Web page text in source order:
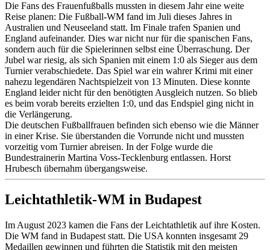
Die Fans des Frauenfußballs mussten in diesem Jahr eine weite
Reise planen: Die Fußball-WM fand im Juli dieses Jahres in
Australien und Neuseeland statt. Im Finale trafen Spanien und
England aufeinander. Dies war nicht nur für die spanischen Fans,
sondern auch für die Spielerinnen selbst eine Überraschung. Der
Jubel war riesig, als sich Spanien mit einem 1:0 als Sieger aus dem
Turnier verabschiedete. Das Spiel war ein wahrer Krimi mit einer
nahezu legendären Nachtspielzeit von 13 Minuten. Diese konnte
England leider nicht für den benötigten Ausgleich nutzen. So blieb
es beim vorab bereits erzielten 1:0, und das Endspiel ging nicht in
die Verlängerung.
Die deutschen Fußballfrauen befinden sich ebenso wie die Männer
in einer Krise. Sie überstanden die Vorrunde nicht und mussten
vorzeitig vom Turnier abreisen. In der Folge wurde die
Bundestrainerin Martina Voss-Tecklenburg entlassen. Horst
Hrubesch übernahm übergangsweise.
Leichtathletik-WM in Budapest
Im August 2023 kamen die Fans der Leichtathletik auf ihre Kosten.
Die WM fand in Budapest statt. Die USA konnten insgesamt 29
Medaillen gewinnen und führten die Statistik mit den meisten